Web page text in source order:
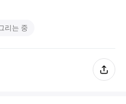
리는 중